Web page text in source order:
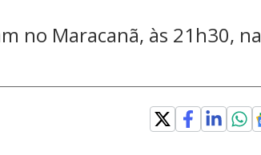
no Maracanã, às 21h30, na